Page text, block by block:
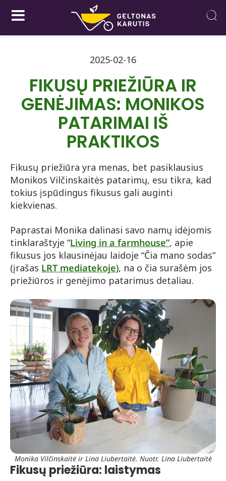
2025-02-16
FIKUSŲ PRIEŽIŪRA IR
GENĖJIMAS: MONIKOS
PATARIMAI IŠ
PRAKTIKOS
Fikusų priežiūra yra menas, bet pasiklausius
Monikos Vilčinskaitės patarimų, esu tikra, kad
tokius įspūdingus fikusus gali auginti
kiekvienas.
Paprastai Monika dalinasi savo namų idėjomis
tinklaraštyje “Living in a farmhouse”, apie
fikusus jos klausinėjau laidoje “Čia mano sodas”
(įrašas LRT mediatekoje), na o čia surašėm jos
priežiūros ir genėjimo patarimus detaliau.
Monika Vilčinskaitė ir Lina Liubertaitė. Nuotr. Lina Liubertaitė
Fikusų priežiūra: laistymas